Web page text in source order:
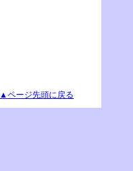
▲ページ先頭に戻る